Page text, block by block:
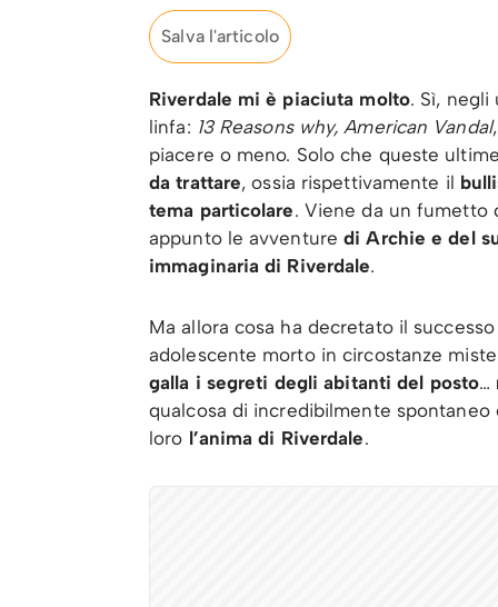
Salva l'articolo
Riverdale mi è piaciuta molto. Sì, negli
linfa: 13 Reasons why, American Vandal
piacere o meno. Solo che queste
da trattare, ossia rispettivamente il
tema particolare. Viene da un fumetto
appunto le avventuredi Archie e del
immaginaria di Riverdale.
Ma allora cosa ha decretato il
adolescente morto in circostanze
galla i segreti degli abitanti del posto…
qualcosa di incredibilmente
loro l’anima di Riverdale.